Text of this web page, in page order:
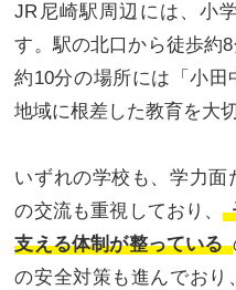
JR尼崎駅周辺には、小
す。駅の北口から徒歩約
約10分の場所には「小
地域に根差した教育を大
いずれの学校も、学力面
の交流も重視しており、
支える体制が整っている
の安全対策も進んでおり